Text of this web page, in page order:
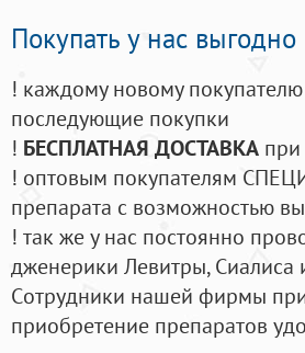
Покупать у нас выгодно
! каждому новому покупателю
последующие покупки
! БЕСПЛАТНАЯ ДОСТАВКА при
! оптовым покупателям
препарата с возможностью
! так же у нас постоянно
дженерики Левитры,
Cотрудники нашей фирмы
приобретение препаратов